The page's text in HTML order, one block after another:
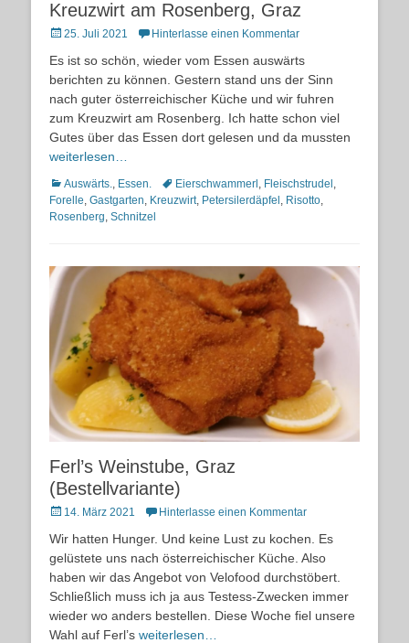
Kreuzwirt am Rosenberg, Graz
Posted
25. Juli 2021 Hinterlasse einen Kommentar
Es ist so schön, wieder vom Essen auswärts
berichten zu können. Gestern stand uns der Sinn
nach guter österreichischer Küche und wir fuhren
zum Kreuzwirt am Rosenberg. Ich hatte schon viel
Gutes über das Essen dort gelesen und da mussten
weiterlesen…
Kategorien
Auswärts., Essen. Schlagworte
Eierschwammerl , Fleischstrudel ,
Forelle, Gastgarten, Kreuzwirt, Petersilerdäpfel , Risotto,
Rosenberg, Schnitzel
Ferl’s Weinstube, Graz
(Bestellvariante)
Posted14. März 2021 Hinterlasse einen Kommentar
Wir hatten Hunger. Und keine Lust zu kochen. Es
gelüstete uns nach österreichischer Küche. Also
haben wir das Angebot von Velofood durchstöbert.
Schließlich muss ich ja aus Testess-Zwecken immer
wieder wo anders bestellen. Diese Woche fiel unsere
Wahl auf Ferl’s weiterlesen…